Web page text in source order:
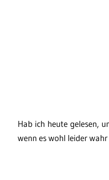
Hab ich heute gelesen,
wenn es wohl leider